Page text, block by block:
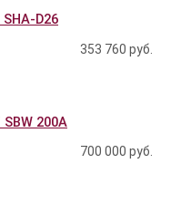
D26
353 760 руб.
200A
700 000 руб.